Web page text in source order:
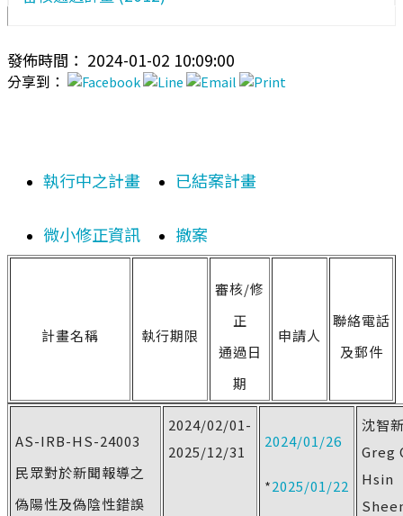
發佈時間： 2024-01-02 10:09:00
分享到：
執行中之計畫 已結案計畫
微小修正資訊 撤案
計畫名稱 執行期限
審核/修
正
通過日
期
申請人
聯絡電話
及郵件
AS-IRB-HS-24003
民眾對於新聞報導之
偽陽性及偽陰性錯誤
2024/02/01-
2025/12/31
2024/01/26
*2025/01/22
沈智
Greg
Hsin